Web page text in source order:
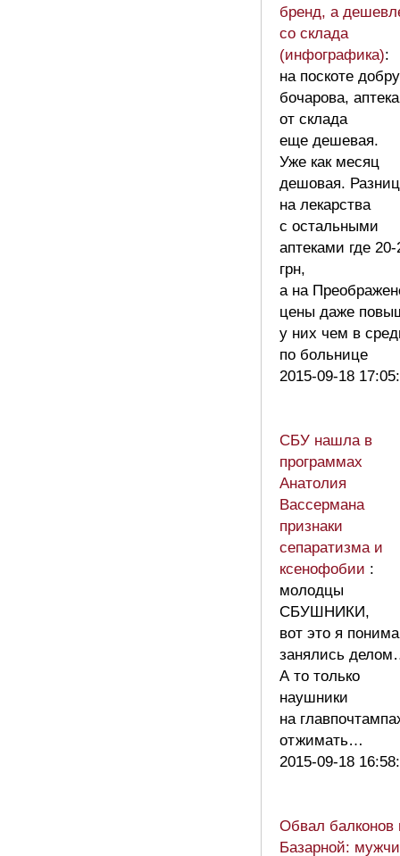
бренд, а
со склада
(инфографика):
на поскоте
бочарова, аптека
от склада
еще дешевая.
Уже как месяц
дешовая.
на лекарства
с остальными
аптеками где 20-
грн,
а на
цены даже
у них чем в
по больнице
2015-09-18
СБУ нашла в
программах
Анатолия
Вассермана
признаки
сепаратизма и
ксенофобии :
молодцы
СБУШНИКИ,
вот это я
занялись
А то только
наушники
на
отжимать…
2015-09-18
Обвал балконов
Базарной: